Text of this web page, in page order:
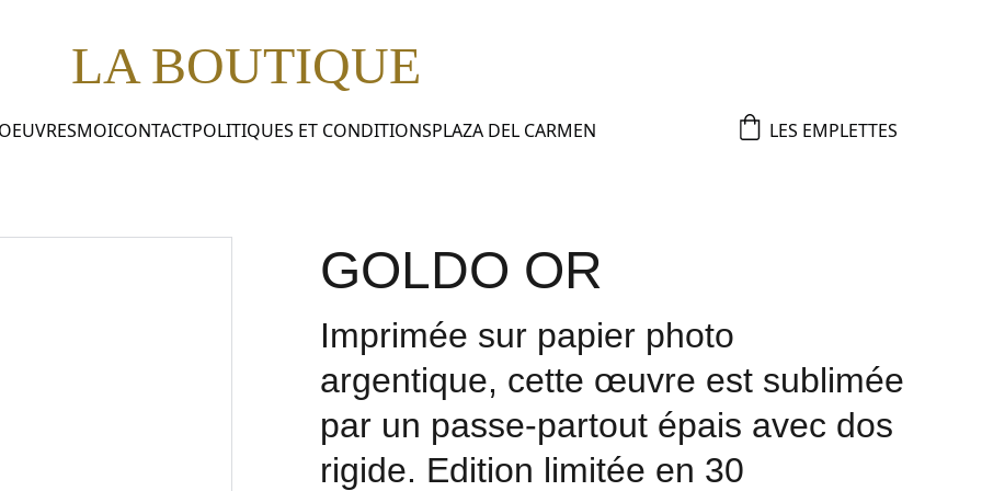
LA BOUTIQUE
MOICONTACTPOLITIQUES ET CONDITIONSPLAZA DEL CARMEN LES EMPLETTES
GOLDO OR
Imprimée sur papier photo
argentique, cette œuvre est sublimée
par un passe-partout épais avec dos
rigide. Edition limitée en 30